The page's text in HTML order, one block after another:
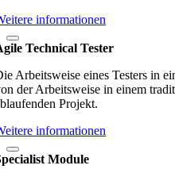
informationen
Technical Tester
Arbeitsweise eines Testers in
der Arbeitsweise in einem
Projekt.
informationen
Module